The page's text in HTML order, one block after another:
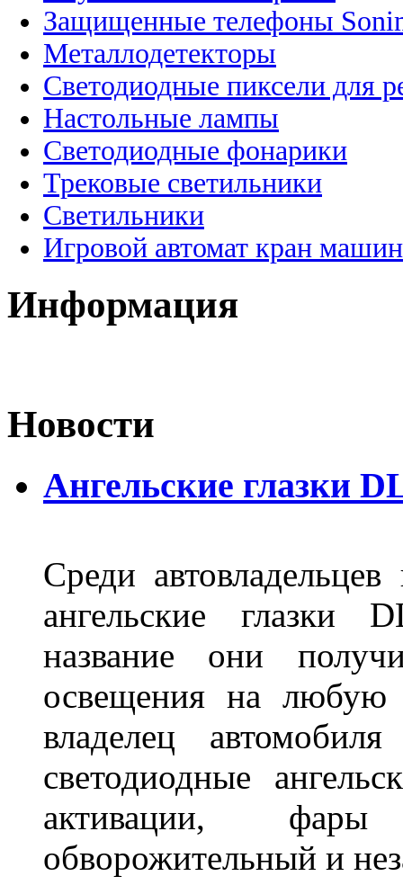
Защищенные телефоны
Металлодетекторы
Светодиодные пиксели для
Настольные лампы
Светодиодные фонарики
Трековые светильники
Светильники
Игровой автомат кран
Информация
Новости
Ангельские глазки
Среди
ангельские глазки
название они
освещения на любую
владелец
светодиодные
активации, фары
обворожительный и